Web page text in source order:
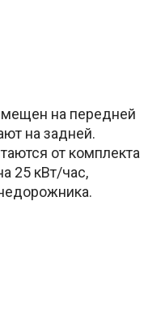
на передней
на задней.
от комплекта
25 кВт/час,